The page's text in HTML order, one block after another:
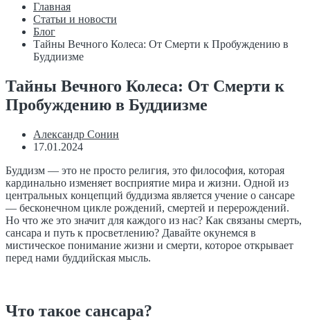
Главная
Статьи и новости
Блог
Тайны Вечного Колеса: От Смерти к Пробуждению в
Буддиизме
Тайны Вечного Колеса: От Смерти к
Пробуждению в Буддиизме
Александр Сонин
17.01.2024
Буддизм — это не просто религия, это философия, которая
кардинально изменяет восприятие мира и жизни. Одной из
центральных концепций буддизма является учение о сансаре
— бесконечном цикле рождений, смертей и перерождений.
Но что же это значит для каждого из нас? Как связаны смерть,
сансара и путь к просветлению? Давайте окунемся в
мистическое понимание жизни и смерти, которое открывает
перед нами буддийская мысль.
Что такое сансара?